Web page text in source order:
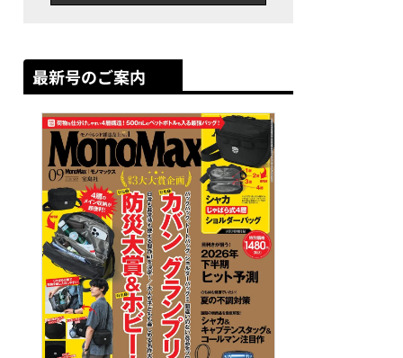
最新号のご案内